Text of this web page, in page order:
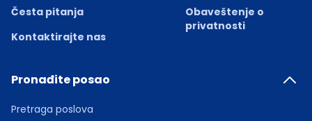
Česta pitanja
Kontaktirajte nas
Obaveštenje o
privatnosti
Pronađite posao
Pretraga poslova